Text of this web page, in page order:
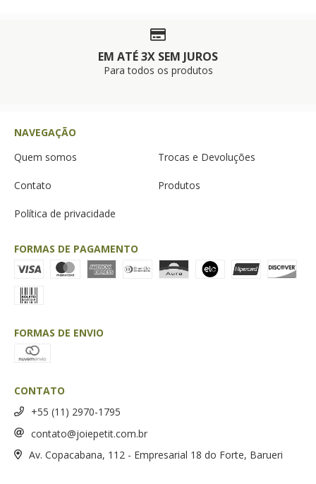
EM ATÉ 3X SEM JUROS
Para todos os produtos
NAVEGAÇÃO
Quem somos
Trocas e Devoluções
Contato Produtos
Política de privacidade
FORMAS DE PAGAMENTO
FORMAS DE ENVIO
CONTATO
+55 (11) 2970-1795
contato@joiepetit.com.br
Av. Copacabana, 112 - Empresarial 18 do Forte, Barueri